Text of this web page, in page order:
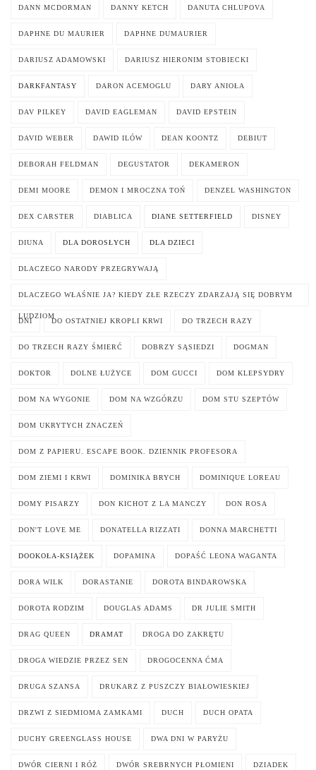
DANN MCDORMAN DANNY KETCH DANUTA CHLUPOVA
DAPHNE DU MAURIER DAPHNE DUMAURIER
DARIUSZ ADAMOWSKI DARIUSZ HIERONIM STOBIECKI
DARKFANTASY DARON ACEMOGLU DARY ANIOŁA
DAV PILKEY DAVID EAGLEMAN DAVID EPSTEIN
DAVID WEBER DAWID ILÓW DEAN KOONTZ DEBIUT
DEBORAH FELDMAN DEGUSTATOR DEKAMERON
DEMI MOORE DEMON I MROCZNA TOŃ DENZEL WASHINGTON
DEX CARSTER DIABLICA DIANE SETTERFIELD DISNEY
DIUNA DLA DOROSŁYCH DLA DZIECI
DLACZEGO NARODY PRZEGRYWAJĄ
DLACZEGO WŁAŚNIE JA? KIEDY ZŁE RZECZY ZDARZAJĄ SIĘ DOBRYM
LUDZIOM
DNI DO OSTATNIEJ KROPLI KRWI DO TRZECH RAZY
DO TRZECH RAZY ŚMIERĆ DOBRZY SĄSIEDZI DOGMAN
DOKTOR DOLNE ŁUŻYCE DOM GUCCI DOM KLEPSYDRY
DOM NA WYGONIE DOM NA WZGÓRZU DOM STU SZEPTÓW
DOM UKRYTYCH ZNACZEŃ
DOM Z PAPIERU. ESCAPE BOOK. DZIENNIK PROFESORA
DOM ZIEMI I KRWI DOMINIKA BRYCH DOMINIQUE LOREAU
DOMY PISARZY DON KICHOT Z LA MANCZY DON ROSA
DON'T LOVE ME DONATELLA RIZZATI DONNA MARCHETTI
DOOKOŁA-KSIĄŻEK DOPAMINA DOPAŚĆ LEONA WAGANTA
DORA WILK DORASTANIE DOROTA BINDAROWSKA
DOROTA RODZIM DOUGLAS ADAMS DR JULIE SMITH
DRAG QUEEN DRAMAT DROGA DO ZAKRĘTU
DROGA WIEDZIE PRZEZ SEN DROGOCENNA ĆMA
DRUGA SZANSA DRUKARZ Z PUSZCZY BIAŁOWIESKIEJ
DRZWI Z SIEDMIOMA ZAMKAMI DUCH DUCH OPATA
DUCHY GREENGLASS HOUSE DWA DNI W PARYŻU
DWÓR CIERNI I RÓŻ DWÓR SREBRNYCH PŁOMIENI DZIADEK